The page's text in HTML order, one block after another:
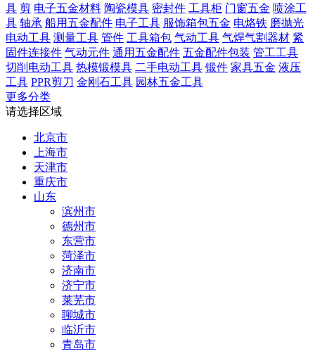
具 剪 电子五金材料 陶瓷模具 密封件 工具柜 门窗五金 喷涂工
具 轴承 船用五金配件 电子工具 服饰箱包五金 电烙铁 磨抛光
电动工具 测量工具 管件 工具箱包 气动工具 气焊气割器材 紧
固件连接件 气动元件 通用五金配件 五金配件包装 管工工具
切削电动工具 热模锻模具 二手电动工具 锻件 家具五金 液压
工具 PPR剪刀 金刚石工具 园林五金工具
更多分类
请选择区域
北京市
上海市
天津市
重庆市
山东
滨州市
德州市
东营市
菏泽市
济南市
济宁市
莱芜市
聊城市
临沂市
青岛市